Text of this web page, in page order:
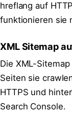
hreflang auf
funktionieren sie
XML Sitemap
Die XML-
Seiten sie
HTTPS und
Search Console.